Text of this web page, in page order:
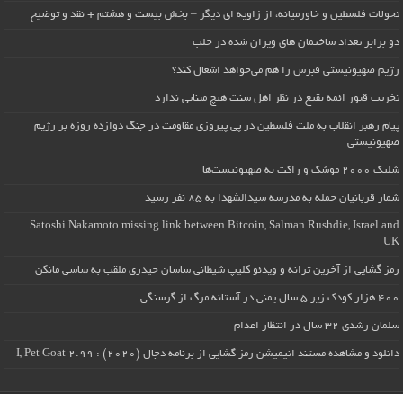
تحولات فلسطین و خاورمیانه، از زاویه ای دیگر – بخش بیست و هشتم + نقد و توضیح
دو برابر تعداد ساختمان های ویران شده در حلب
رژیم صهیونیستی قبرس را هم می‌خواهد اشغال کند؟
تخریب قبور ائمه بقیع در نظر اهل سنت هیچ مبنایی ندارد
پیام رهبر انقلاب به ملت فلسطین در پی پیروزی مقاومت در جنگ دوازده روزه بر رژیم
صهیونیستی
شلیک ۲۰۰۰ موشک و راکت به صهیونیست‌ها
شمار قربانیان حمله به مدرسه سیدالشهدا به ۸۵ نفر رسید
Satoshi Nakamoto missing link between Bitcoin, Salman Rushdie, Israel and
UK
رمز گشایی از آخرین ترانه و ویدئو کلیپ شیطانی ساسان حیدری ملقب به ساسی مانکن
۴۰۰ هزار کودک زیر ۵ سال یمنی در آستانه مرگ از گرسنگی
سلمان رشدی ۳۲ سال در انتظار اعدام
دانلود و مشاهده مستند انیمیشن رمز گشایی از برنامه دجال (۲۰۲۰) : I, Pet Goat 2.99